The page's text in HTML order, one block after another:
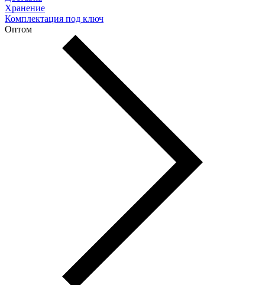
Хранение
Комплектация под ключ
Оптом